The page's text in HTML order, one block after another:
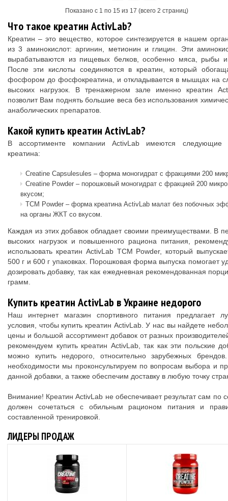
Показано с 1 по 15 из 17 (всего 2 страниц)
Что такое креатин ActivLab?
Креатин – это вещество, которое синтезируется в нашем
из 3 аминокислот: аргинин, метионин и глицин. Эти
вырабатываются из пищевых белков, особенно мяса, рыбы
После эти кислоты соединяются в креатин, который
фосфором до фосфокреатина, и откладывается в мышцах на
высоких нагрузок. В тренажерном зале именно креатин
позволит Вам поднять большие веса без использования
анаболических препаратов.
Какой купить креатин ActivLab?
В ассортименте компании ActivLab имеются следующие
креатина:
Creatine Capsulesules – форма моногидрат с фракциями 200
Creatine Powder – порошковый моногидрат с фракцией 200
вкусом;
TCM Powder – форма креатина ActivLab малат без побочных
на органы ЖКТ со вкусом.
Каждая из этих добавок обладает своими преимуществами. В
высоких нагрузок и повышенного рациона питания,
использовать креатин ActivLab TCM Powder, который
500 г и 600 г упаковках. Порошковая форма выпуска помогает
дозировать добавку, так как ежедневная рекомендованная
грамм.
Купить креатин ActivLab в Украине недорого
Наш интернет магазин спортивного питания предлагает
условия, чтобы купить креатин ActivLab. У нас вы найдете
цены и большой ассортимент добавок от разных
рекомендуем купить креатин ActivLab, так как эти польские
можно купить недорого, относительно зарубежных
необходимости мы проконсультируем по вопросам выбора и
данной добавки, а также обеспечим доставку в любую точку
Внимание! Креатин ActivLab не обеспечивает результат сам по
должен сочетаться с обильным рационом питания и
составленной тренировкой.
ЛИДЕРЫ ПРОДАЖ